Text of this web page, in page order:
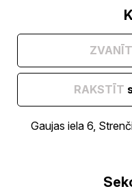
ZVANĪT
RAKSTĪT
Gaujas iela 6,